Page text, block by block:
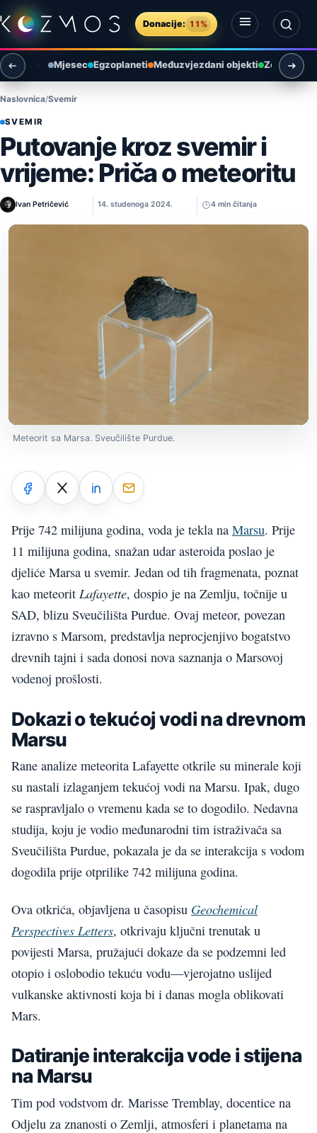
Preskoči na sadržaj
Donacije: 11%
Otvori izbornik
Otvori pretragu
Mjesec Egzoplaneti Međuzvjezdani objekti Zemlja i
Naslovnica Svemir
SVEMIR
Putovanje kroz svemir i
vrijeme: Priča o meteoritu
Ivan Petričević 14. studenoga 2024. 4 min čitanja
Meteorit sa Marsa. Sveučilište Purdue.
Prije 742 milijuna godina, voda je tekla na Marsu. Prije
11 milijuna godina, snažan udar asteroida poslao je
djeliće Marsa u svemir. Jedan od tih fragmenata, poznat
kao meteorit Lafayette, dospio je na Zemlju, točnije u
SAD, blizu Sveučilišta Purdue. Ovaj meteor, povezan
izravno s Marsom, predstavlja neprocjenjivo bogatstvo
drevnih tajni i sada donosi nova saznanja o Marsovoj
vodenoj prošlosti.
Dokazi o tekućoj vodi na drevnom
Marsu
Rane analize meteorita Lafayette otkrile su minerale koji
su nastali izlaganjem tekućoj vodi na Marsu. Ipak, dugo
se raspravljalo o vremenu kada se to dogodilo. Nedavna
studija, koju je vodio međunarodni tim istraživača sa
Sveučilišta Purdue, pokazala je da se interakcija s vodom
dogodila prije otprilike 742 milijuna godina.
Ova otkrića, objavljena u časopisu Geochemical
Perspectives Letters, otkrivaju ključni trenutak u
povijesti Marsa, pružajući dokaze da se podzemni led
otopio i oslobodio tekuću vodu—vjerojatno uslijed
vulkanske aktivnosti koja bi i danas mogla oblikovati
Mars.
Datiranje interakcija vode i stijena
na Marsu
Tim pod vodstvom dr. Marisse Tremblay, docentice na
Odjelu za znanosti o Zemlji, atmosferi i planetama na